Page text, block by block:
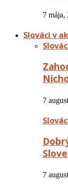
7 mája,
Slováci v
7
7